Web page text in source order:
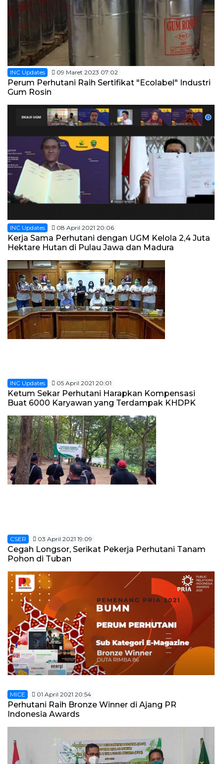
INC Updates 09 Maret 2023 07:02
Perum Perhutani Raih Sertifikat "Ecolabel" Industri
Gum Rosin
INC Updates 08 April 2021 20:06
Kerja Sama Perhutani dengan UGM Kelola 2,4 Juta
Hektare Hutan di Pulau Jawa dan Madura
INC Updates 05 April 2021 20:01
Ketum Sekar Perhutani Harapkan Kompensasi
Buat 6000 Karyawan yang Terdampak KHDPK
CSER 03 April 2021 19:09
Cegah Longsor, Serikat Pekerja Perhutani Tanam
Pohon di Tuban
MICE 01 April 2021 20:54
Perhutani Raih Bronze Winner di Ajang PR
Indonesia Awards